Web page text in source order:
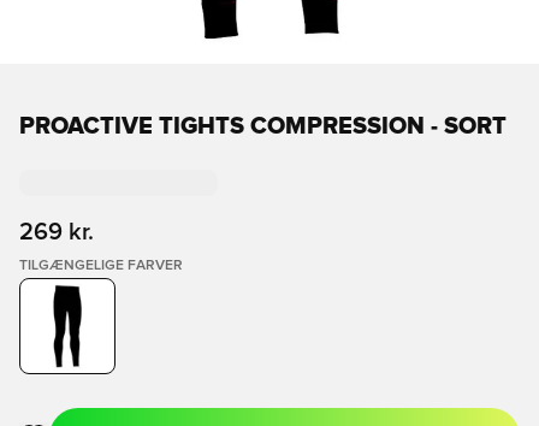
PROACTIVE TIGHTS COMPRESSION - SORT
269 kr.
TILGÆNGELIGE FARVER